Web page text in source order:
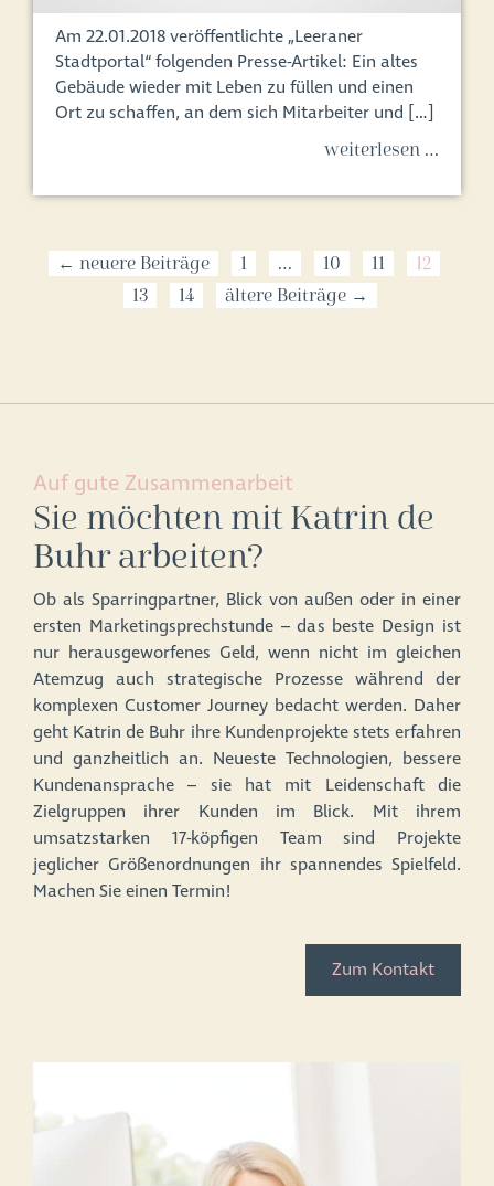
Am 22.01.2018 veröffentlichte „Leeraner
Stadtportal“ folgenden Presse-Artikel: Ein altes
Gebäude wieder mit Leben zu füllen und einen
Ort zu schaffen, an dem sich Mitarbeiter und […]
weiterlesen …
← neuere Beiträge 1 … 10 11
12
13
14 ältere Beiträge →
Auf gute Zusammenarbeit
Sie möchten mit Katrin de
Buhr arbeiten?
Ob als Sparringpartner, Blick von außen oder in einer
ersten Marketingsprechstunde – das beste Design ist
nur herausgeworfenes Geld, wenn nicht im gleichen
Atemzug auch strategische Prozesse während der
komplexen Customer Journey bedacht werden. Daher
geht Katrin de Buhr ihre Kundenprojekte stets erfahren
und ganzheitlich an. Neueste Technologien, bessere
Kundenansprache – sie hat mit Leidenschaft die
Zielgruppen ihrer Kunden im Blick. Mit ihrem
umsatzstarken 17-köpfigen Team sind Projekte
jeglicher Größenordnungen ihr spannendes Spielfeld.
Machen Sie einen Termin!
Zum Kontakt